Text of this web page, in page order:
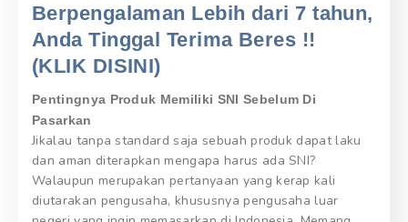
Berpengalaman Lebih dari 7 tahun,
Anda Tinggal Terima Beres !!
(KLIK DISINI)
Pentingnya Produk Memiliki SNI Sebelum Di
Pasarkan
Jikalau tanpa standard saja sebuah produk dapat laku
dan aman diterapkan mengapa harus ada SNI?
Walaupun merupakan pertanyaan yang kerap kali
diutarakan pengusaha, khususnya pengusaha luar